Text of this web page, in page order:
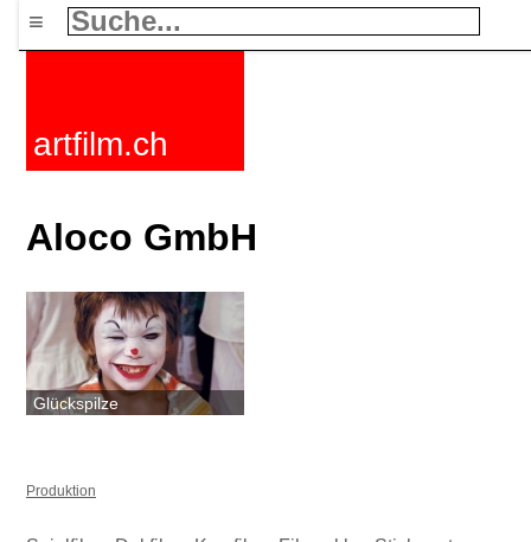
≡
artfilm.ch
Aloco GmbH
Glückspilze
Produktion